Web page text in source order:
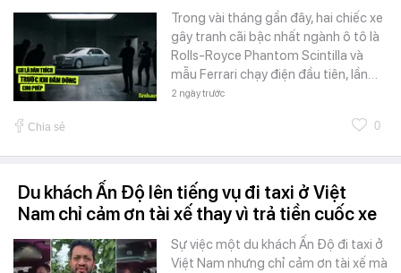
Trong vài tháng gần đây, hai chiếc xe
gây tranh cãi bậc nhất ngành ô tô là
Rolls-Royce Phantom Scintilla và
mẫu Ferrari chạy điện đầu tiên, lần…
2 ngày trước
Chia sẻ 0
Du khách Ấn Độ lên tiếng vụ đi taxi ở Việt
Nam chỉ cảm ơn tài xế thay vì trả tiền cuốc xe
Sự việc một du khách Ấn Độ đi taxi ở
Việt Nam nhưng chỉ cảm ơn tài xế mà